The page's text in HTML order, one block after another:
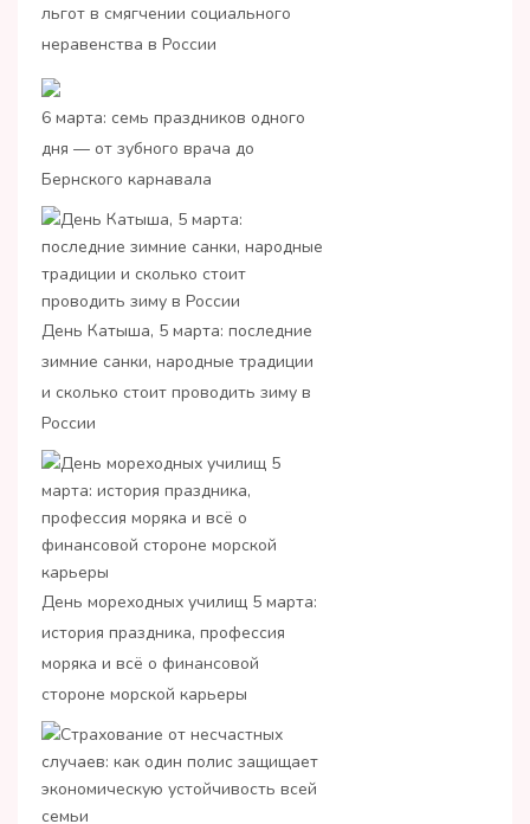
льгот в смягчении социального
неравенства в России
6 марта: семь праздников одного
дня — от зубного врача до
Бернского карнавала
День Катыша, 5 марта: последние
зимние санки, народные традиции
и сколько стоит проводить зиму в
России
День мореходных училищ 5 марта:
история праздника, профессия
моряка и всё о финансовой
стороне морской карьеры